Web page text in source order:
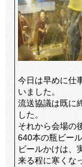
今日は早めに仕
いました。
流送協議は既に
した。
それから会場の
640本の瓶ビー
ビールかけは、
来る程に寒くな